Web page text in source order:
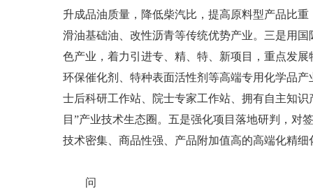
升成品油质量，降低柴汽比，提高原料型产品比
滑油基础油、改性沥青等传统优势产业。三是用
色产业，着力引进专、精、特、新项目，重点发
环保催化剂、特种表面活性剂等高端专用化学品
士后科研工作站、院士专家工作站、拥有自主知
目”产业技术生态圈。五是强化项目落地研判，对
技术密集、商品性强、产品附加值高的高端化精细
问